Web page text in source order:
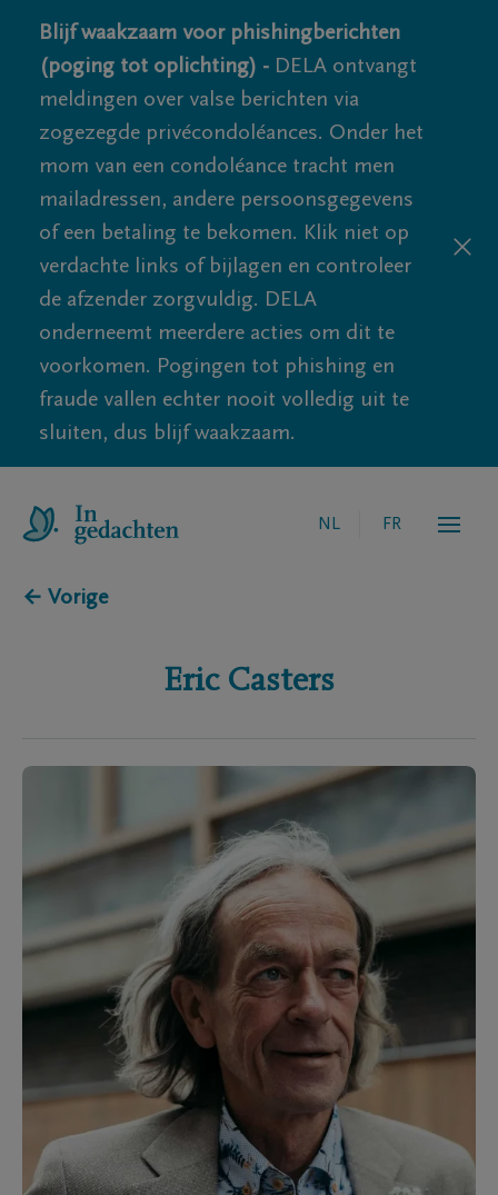
Blijf waakzaam voor phishingberichten
(poging tot oplichting) - DELA ontvangt
meldingen over valse berichten via
zogezegde privécondoléances. Onder het
mom van een condoléance tracht men
mailadressen, andere persoonsgegevens
of een betaling te bekomen. Klik niet op
verdachte links of bijlagen en controleer
de afzender zorgvuldig. DELA
onderneemt meerdere acties om dit te
voorkomen. Pogingen tot phishing en
fraude vallen echter nooit volledig uit te
sluiten, dus blijf waakzaam.
NL FR
← Vorige
Eric Casters